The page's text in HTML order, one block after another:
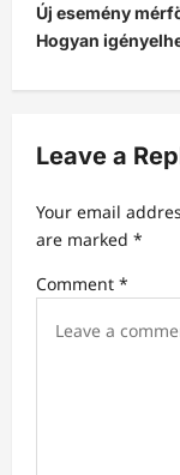
n
a
v
g
a
t
i
Új esemény
Hogyan
Leave a
Your email
are marked *
Comment *